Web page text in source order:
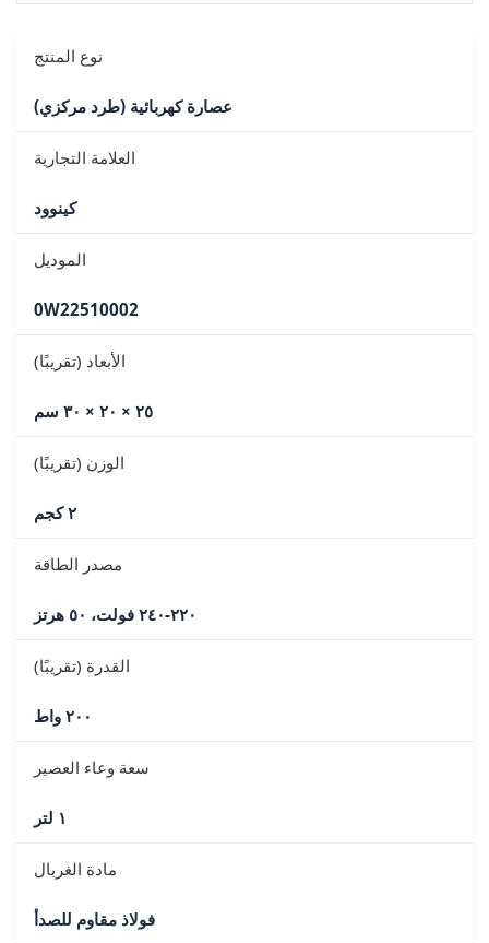
نوع المنتج
عصارة كهربائية (طرد مركزي)
العلامة التجارية
كينوود
الموديل
0W22510002
الأبعاد (تقريبًا)
٢٥ × ٢٠ × ٣٠ سم
الوزن (تقريبًا)
٢ كجم
مصدر الطاقة
٢٢٠-٢٤٠ فولت، ٥٠ هرتز
القدرة (تقريبًا)
٢٠٠ واط
سعة وعاء العصير
١ لتر
مادة الغربال
فولاذ مقاوم للصدأ